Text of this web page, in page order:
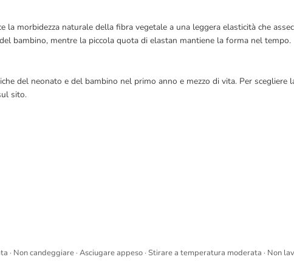
la morbidezza naturale della fibra vegetale a una leggera elasticità che
bambino, mentre la piccola quota di elastan mantiene la forma nel tempo.
del neonato e del bambino nel primo anno e mezzo di vita. Per scegliere
sito.
Non candeggiare · Asciugare appeso · Stirare a temperatura moderata · Non